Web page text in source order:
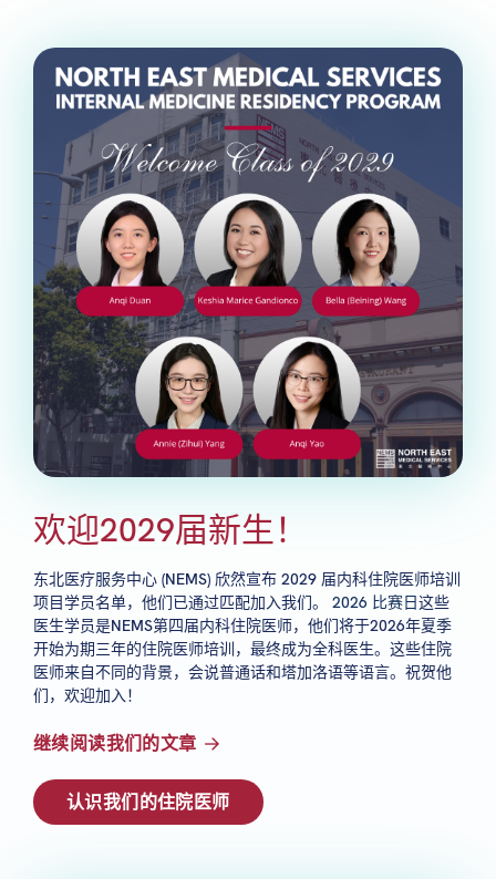
欢迎2029届新生！
东北医疗服务中心 (NEMS) 欣然宣布 2029 届内科住院医师培训
项目学员名单，他们已通过匹配加入我们。 2026 比赛日这些
医生学员是NEMS第四届内科住院医师，他们将于2026年夏季
开始为期三年的住院医师培训，最终成为全科医生。这些住院
医师来自不同的背景，会说普通话和塔加洛语等语言。祝贺他
们，欢迎加入！
继续阅读我们的文章
认识我们的住院医师